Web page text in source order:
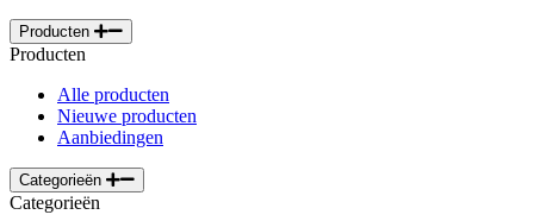
Producten
Producten
Alle producten
Nieuwe producten
Aanbiedingen
Categorieën
Categorieën